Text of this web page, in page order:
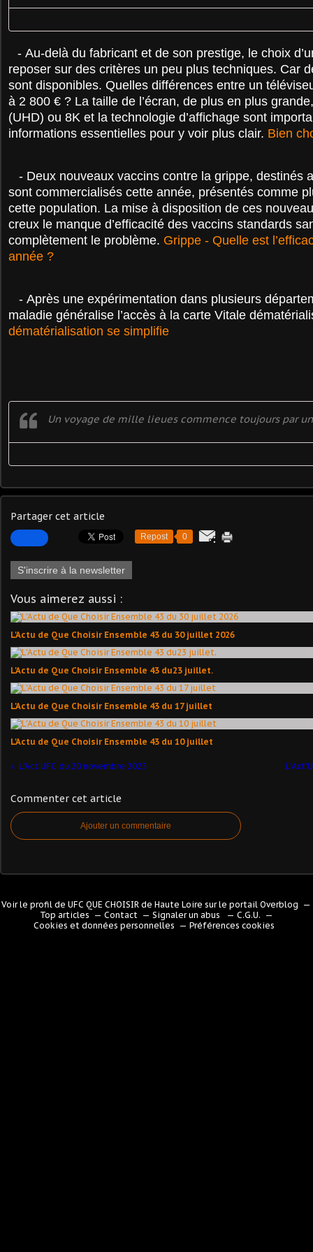
- Au-delà du fabricant et de son prestige, le choix
reposer sur des critères un peu plus techniques. Car
sont disponibles. Quelles différences entre un
à 2 800 € ? La taille de l’écran, de plus en plus
(UHD) ou 8K et la technologie d’affichage sont
informations essentielles pour y voir plus clair. Bien
- Deux nouveaux vaccins contre la grippe, destinés
sont commercialisés cette année, présentés comme
cette population. La mise à disposition de ces
creux le manque d’efficacité des vaccins standards
complètement le problème. Grippe - Quelle est
année ?
- Après une expérimentation dans plusieurs
maladie généralise l’accès à la carte Vitale
dématérialisation se simplifie
Un voyage de mille lieues commence toujours par
Partager cet article
Repost 0
S'inscrire à la newsletter
Vous aimerez aussi :
L'Actu de Que Choisir Ensemble 43 du 30 juillet 2026
L'Actu de Que Choisir Ensemble 43 du23 juillet.
L'Actu de Que Choisir Ensemble 43 du 17 juillet
L'Actu de Que Choisir Ensemble 43 du 10 juillet
L'Act'UFC du 20 novembre 2025
Commenter cet article
Ajouter un commentaire
Voir le profil deUFC QUE CHOISIR de Haute Loire sur le portail Overblog
Top articles
Contact Signaler un abus
C.G.U.
Cookies et données personnelles
Préférences cookies